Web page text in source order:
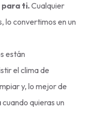
para ti.Cualquier
lo convertimos en un
están
el clima de
y, lo mejor de
cuando quieras un